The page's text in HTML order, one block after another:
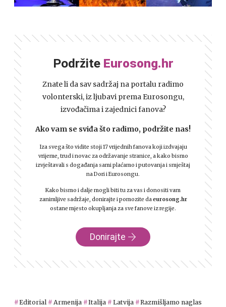
Podržite Eurosong.hr
Znate li da sav sadržaj na portalu radimo
volonterski, iz ljubavi prema Eurosongu,
izvođačima i zajednici fanova?
Ako vam se sviđa što radimo, podržite nas!
Iza svega što vidite stoji 17 vrijednih fanova koji izdvajaju
vrijeme, trud i novac za održavanje stranice, a kako bismo
izvještavali s događanja sami plaćamo i putovanja i smještaj
na Dori i Eurosongu.
Kako bismo i dalje mogli biti tu za vas i donositi vam
zanimljive sadržaje, donirajte i pomozite daeurosong.hr
ostane mjesto okupljanja za sve fanove iz regije.
Donirajte
Editorial Armenija Italija Latvija Razmišljamo naglas